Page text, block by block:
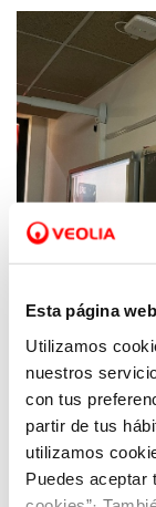
Esta página
Utilizamos
nuestros
con tus
partir de tus
utilizamos
Puedes aceptar
13 DIC 2022
Aquona
programa
concienciar
ambiente